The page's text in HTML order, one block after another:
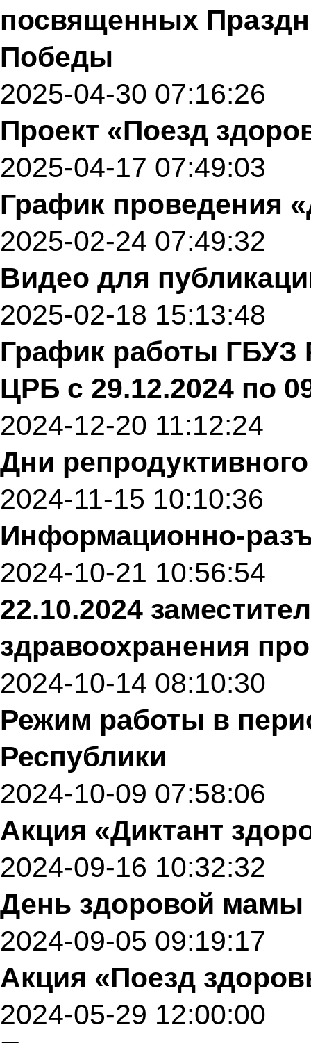
посвященных
Победы
2025-04-30 07:16:26
Проект «Поезд
2025-04-17 07:49:03
График проведения
2025-02-24 07:49:32
Видео для
2025-02-18 15:13:48
График работы ГБУЗ
ЦРБ с 29.12.2024 по
2024-12-20 11:12:24
Дни
2024-11-15 10:10:36
Информационно-
2024-10-21 10:56:54
22.10.2024
здравоохранения
2024-10-14 08:10:30
Режим работы в
Республики
2024-10-09 07:58:06
Акция «Диктант
2024-09-16 10:32:32
День здоровой мамы
2024-09-05 09:19:17
Акция «Поезд
2024-05-29 12:00:00